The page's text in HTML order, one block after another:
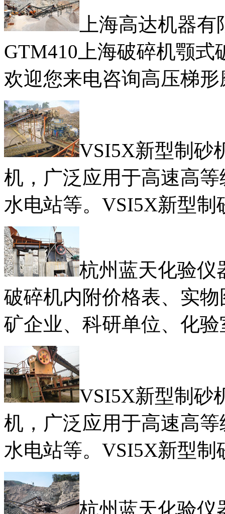
上海高达机器
GTM410上海破碎机颚
欢迎您来电咨询高压梯
VSI5X新型制砂
机，广泛应用于高速高
水电站等。VSI5X新型制
杭州蓝天化验仪
破碎机内附价格表、实
矿企业、科研单位、化
VSI5X新型制砂
机，广泛应用于高速高
水电站等。VSI5X新型制
杭州蓝天化验仪